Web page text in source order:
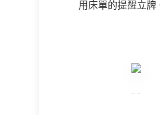
用床單的提醒立牌